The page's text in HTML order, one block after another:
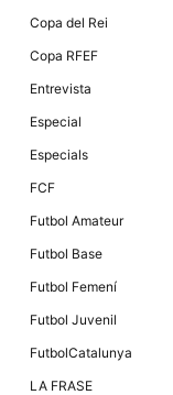
Copa del Rei
Copa RFEF
Entrevista
Especial
Especials
FCF
Futbol Amateur
Futbol Base
Futbol Femení
Futbol Juvenil
FutbolCatalunya
LA FRASE